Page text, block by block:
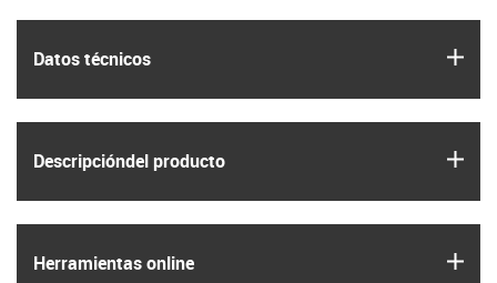
Datos técnicos
Descripción­del producto
Herramientas online